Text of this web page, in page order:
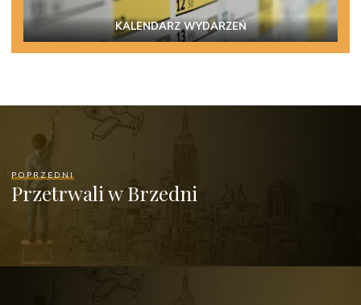
KALENDARZ WYDARZEŃ
POPRZEDNI
Przetrwali w Brzedni